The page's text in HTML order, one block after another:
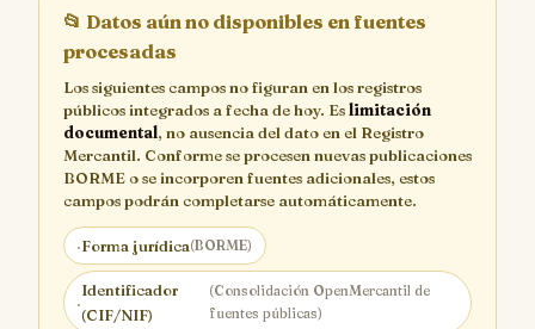
📂 Datos aún no disponibles en fuentes
procesadas
Los siguientes campos no figuran en los registros
públicos integrados a fecha de hoy. Eslimitación
documental, no ausencia del dato en el Registro
Mercantil. Conforme se procesen nuevas publicaciones
BORME o se incorporen fuentes adicionales, estos
campos podrán completarse automáticamente.
·Forma jurídica(BORME)
·
Identificador
(CIF/NIF)
(Consolidación OpenMercantil de
fuentes públicas)